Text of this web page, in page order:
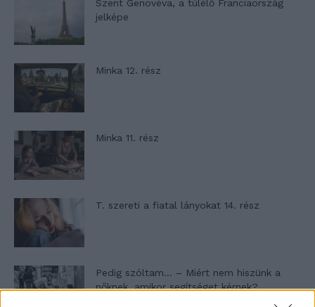
Szent Genovéva, a túlélő Franciaország
jelképe
Minka 12. rész
Minka 11. rész
T. szereti a fiatal lányokat 14. rész
Pedig szóltam… – Miért nem hiszünk a
nőknek, amikor segítséget kérnek?